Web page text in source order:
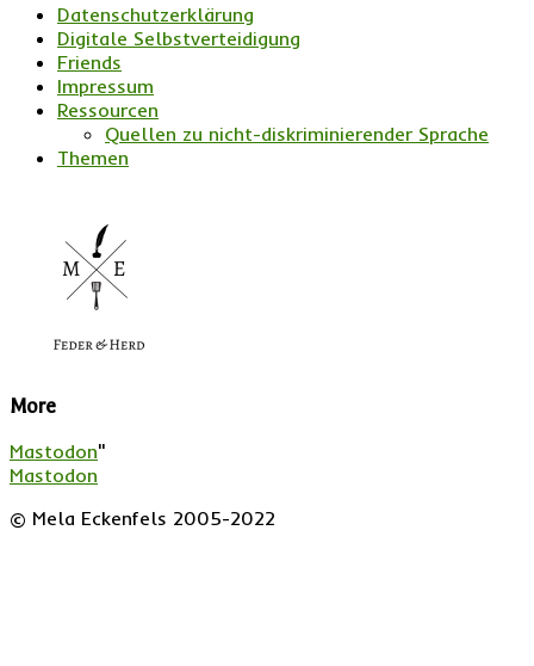
Datenschutzerklärung
Digitale Selbstverteidigung
Friends
Impressum
Ressourcen
Quellen zu nicht-diskriminierender Sprache
Themen
More
Mastodon"
Mastodon
© Mela Eckenfels 2005-2022